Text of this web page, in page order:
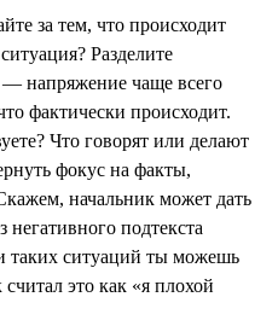
за тем, что происходит
Разделите
напряжение чаще всего
фактически происходит.
Что говорят или делают
фокус на факты,
начальник может дать
негативного подтекста
таких ситуаций ты можешь
это как «я плохой